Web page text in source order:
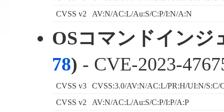
CVSS v2
AV:N/AC:L/Au:S/C:P/I:N/A:N
OSコマンドインジ
78) - CVE-2023-
CVSS v3
CVSS:3.0/AV:N/AC:L/PR:H/UI:N/S:C/
CVSS v2
AV:N/AC:L/Au:S/C:P/I:P/A:P